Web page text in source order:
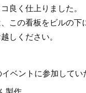
良く仕上りました。
この看板をビルの下
しください。
ベントに参加してい